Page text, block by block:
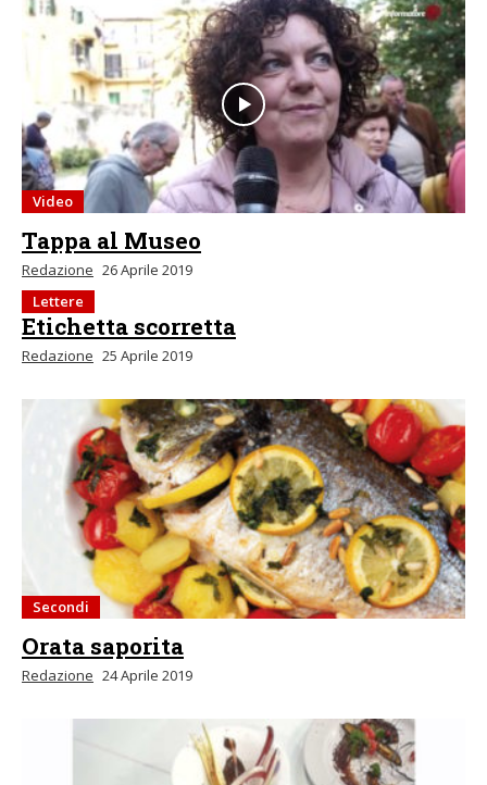
Video
Tappa al Museo
Redazione 26 Aprile 2019
Lettere
Etichetta scorretta
Redazione 25 Aprile 2019
Secondi
Orata saporita
Redazione 24 Aprile 2019